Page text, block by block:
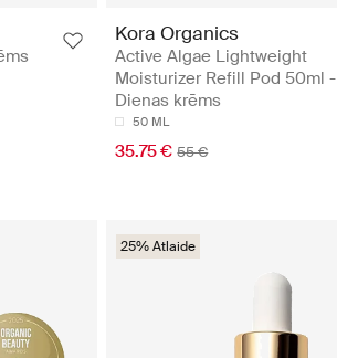
Kora Organics
Active Algae Lightweight
Moisturizer Refill Pod 50ml -
Dienas krēms
50 ML
35.75 € 55 €
25% Atlaide